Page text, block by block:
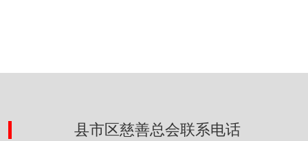
县市区慈善总会联系电话